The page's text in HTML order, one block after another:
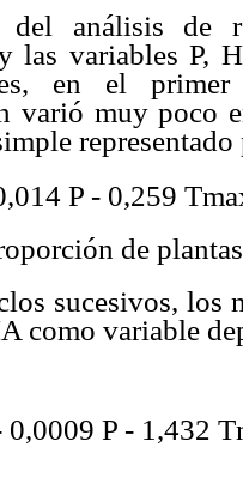
del análisis de
las variables P,
en el
varió muy poco
P - 0,259
de
sucesivos, los
como variable
0,0009 P - 1,432